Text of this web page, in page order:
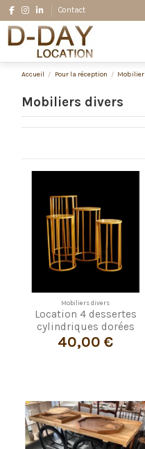
Contact
Accueil Pour la réception Mobilier
Mobiliers divers
Mobiliers divers
Location 4 dessertes
cylindriques dorées
40,00 €